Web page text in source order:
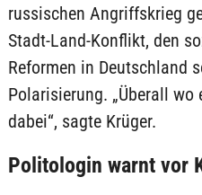
russischen Angriffskrieg
Stadt-Land-Konflikt, den
Reformen in Deutschland
Polarisierung. „Überall
dabei“, sagte Krüger.
Politologin warnt vor